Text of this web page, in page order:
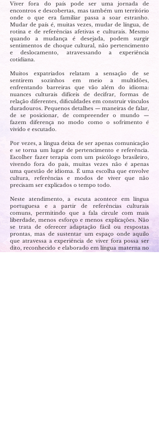
Viver fora do país pode ser uma jornada de
encontros e descobertas, mas também um território
onde o que era familiar passa a soar estranho.
Mudar de país é, muitas vezes, mudar de língua, de
rotina e de referências afetivas e culturais. Mesmo
quando a mudança é desejada, podem surgir
sentimentos de choque cultural, não pertencimento
e deslocamento, atravessando a experiência
cotidiana.
Muitos expatriados relatam a sensação de se
sentirem sozinhos em meio a multidões,
enfrentando barreiras que vão além do idioma:
nuances culturais difíceis de decifrar, formas de
relação diferentes, dificuldades em construir vínculos
duradouros. Pequenos detalhes — maneiras de falar,
de se posicionar, de compreender o mundo —
fazem diferença no modo como o sofrimento é
vivido e escutado.
Por vezes, a língua deixa de ser apenas comunicação
e se torna um lugar de pertencimento e referência.
Escolher fazer terapia com um psicólogo brasileiro,
vivendo fora do país, muitas vezes não é apenas
uma questão de idioma. É uma escolha que envolve
cultura, referências e modos de viver que não
precisam ser explicados o tempo todo.
Neste atendimento, a escuta acontece em língua
portuguesa e a partir de referências culturais
comuns, permitindo que a fala circule com mais
liberdade, menos esforço e menos explicações. Não
se trata de oferecer adaptação fácil ou respostas
prontas, mas de sustentar um espaço onde aquilo
que atravessa a experiência de viver fora possa ser
dito, reconhecido e elaborado em língua materna no